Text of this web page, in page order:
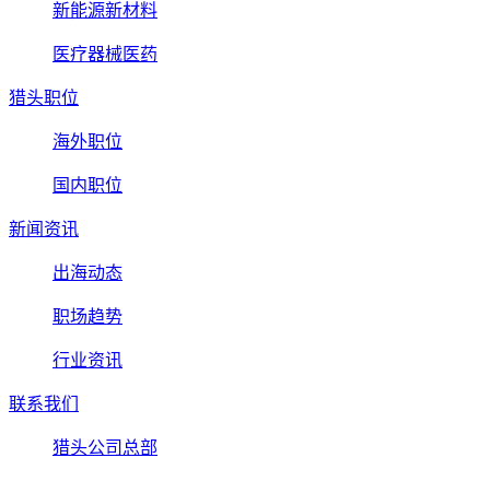
新能源新材料
医疗器械医药
猎头职位
海外职位
国内职位
新闻资讯
出海动态
职场趋势
行业资讯
联系我们
猎头公司总部